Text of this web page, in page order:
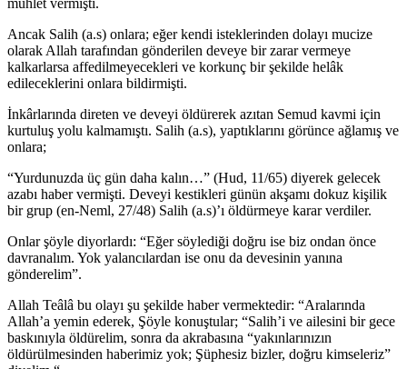
Ancak Salih (a.s) onlara; eğer kendi isteklerinden dolayı mucize
olarak Allah tarafından gönderilen deveye bir zarar vermeye
kalkarlarsa affedilmeyecekleri ve korkunç bir şekilde helâk
edileceklerini onlara bildirmişti.
İnkârlarında direten ve deveyi öldürerek azıtan Semud kavmi için
kurtuluş yolu kalmamıştı. Salih (a.s), yaptıklarını görünce ağlamış ve
onlara;
“Yurdunuzda üç gün daha kalın…” (Hud, 11/65) diyerek gelecek
azabı haber vermişti. Deveyi kestikleri günün akşamı dokuz kişilik
bir grup (en-Neml, 27/48) Salih (a.s)’ı öldürmeye karar verdiler.
Onlar şöyle diyorlardı: “Eğer söylediği doğru ise biz ondan önce
davranalım. Yok yalancılardan ise onu da devesinin yanına
gönderelim”.
Allah Teâlâ bu olayı şu şekilde haber vermektedir: “Aralarında
Allah’a yemin ederek, Şöyle konuştular; “Salih’i ve ailesini bir gece
baskınıyla öldürelim, sonra da akrabasına “yakınlarınızın
öldürülmesinden haberimiz yok; Şüphesiz bizler, doğru kimseleriz”